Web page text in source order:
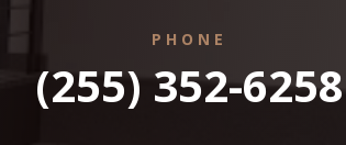
PHONE
(255) 352-6258